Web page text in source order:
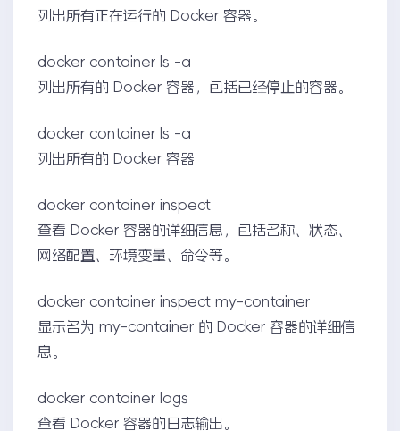
列出所有正在运行的 Docker 容器。
docker container ls -a
列出所有的 Docker 容器，包括已经停止的容器。
docker container ls -a
列出所有的 Docker 容器
docker container inspect
查看 Docker 容器的详细信息，包括名称、状态、
网络配置、环境变量、命令等。
docker container inspect my-container
显示名为 my-container 的 Docker 容器的详细信
息。
docker container logs
查看 Docker 容器的日志输出。